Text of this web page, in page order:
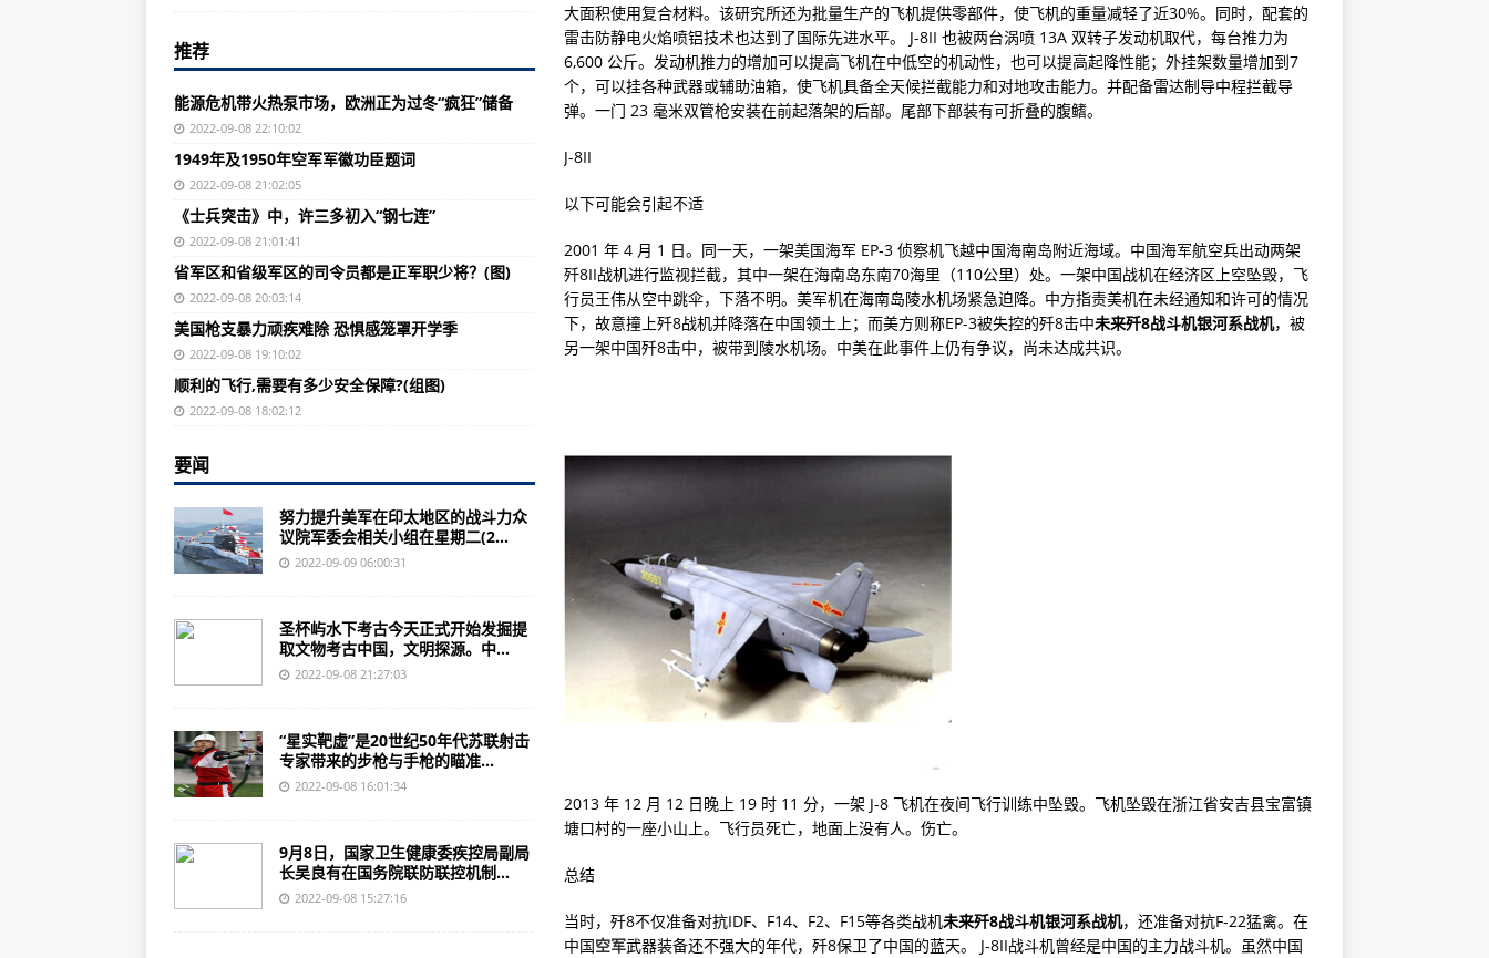
中共永嘉县委领导下王国桢等带领武装农民在莲花心暴动
除这17公里 其余受“9·5”泸定地震影响国省干线已全线畅通
【稳中求进@高质量发展】祖国正北方 “绿色”进行时
8日0—12时，四川泸州新增无症状感染者3例，轨迹公布
经次生灾害排查未出现较大险情 受地震影响地方正积极恢复正常社会秩序
9月7日贵阳新增1例确诊病例及13例无症状感染者 详情公布
福建圣杯屿水下考古首日 数百年前瓷器露真容
歼-8飞机首飞50周年邮折无人隐身舰载战斗机
《战舰世界》汉普郡战役任务即将开启限时任务开放领取
《皇室战争》各竞技场开局全貌皇家竞技场太有感了
美军F-35隐身战斗机交付速度依旧要超过中国歼20
中国预警机航母“山东号”入列：从空警-2000开始
AT-802U30亿美元是什么概念？美军特种作战司令部
坦克世界闪击战国服12月21日安卓公测科技树首度揭秘
歼8Ⅱ战斗机发展初期，航空电子系统是一大瓶颈这几天
俄媒:VT-4主战坦克将前往巴基斯坦性能演示
伊朗要采购苏-35S型战斗机歼-10和俄罗斯战机相比之下
空军特种部队地狱周曝光 中暑、脑震荡、肌肉撕裂和肺部感染在BUD/S很常见
印度为什么偏偏对摩托车表演情有独钟？答案是这样的！
越南不得不紧急向俄购买64辆T-55中型坦克
歼-10运用空射火箭弹对陆地目标进行攻击是否显得有些“古董”？
歼8Ⅱ战斗机发展初期，航空电子系统是一大瓶颈这几天
大面积使用复合材料。该研究所还为批量生产的飞机提供零部件，使飞机的重量减轻了近30%。同时，配套的
雷击防静电火焰喷铝技术也达到了国际先进水平。 J-8II 也被两台涡喷 13A 双转子发动机取代，每台推力为
6,600 公斤。发动机推力的增加可以提高飞机在中低空的机动性，也可以提高起降性能；外挂架数量增加到7
个，可以挂各种武器或辅助油箱，使飞机具备全天候拦截能力和对地攻击能力。并配备雷达制导中程拦截导
弹。一门 23 毫米双管枪安装在前起落架的后部。尾部下部装有可折叠的腹鳍。
J-8II
以下可能会引起不适
2001 年 4 月 1 日。同一天，一架美国海军 EP-3 侦察机飞越中国海南岛附近海域。中国海军航空兵出动两架
歼8II战机进行监视拦截，其中一架在海南岛东南70海里（110公里）处。一架中国战机在经济区上空坠毁，飞
行员王伟从空中跳伞，下落不明。美军机在海南岛陵水机场紧急迫降。中方指责美机在未经通知和许可的情况
下，故意撞上歼8战机并降落在中国领土上；而美方则称EP-3被失控的歼8击中未来歼8战斗机银河系战机，被
另一架中国歼8击中，被带到陵水机场。中美在此事件上仍有争议，尚未达成共识。
2013 年 12 月 12 日晚上 19​​ 时 11 分，一架 J-8 飞机在夜间飞行训练中坠毁。飞机坠毁在浙江省安吉县宝富镇
塘口村的一座小山上。飞行员死亡，地面上没有人。伤亡。
总结
当时，歼8不仅准备对抗IDF、F14、F2、F15等各类战机未来歼8战斗机银河系战机，还准备对抗F-22猛禽。在
中国空军武器装备还不强大的年代，歼8保卫了中国的蓝天。 J-8II战斗机曾经是中国的主力战斗机。虽然中国
推荐
能源危机带火热泵市场，欧洲正为过冬“疯狂”储备
2022-09-08 22:10:02
1949年及1950年空军军徽功臣题词
2022-09-08 21:02:05
《士兵突击》中，许三多初入“钢七连”
2022-09-08 21:01:41
省军区和省级军区的司令员都是正军职少将？(图)
2022-09-08 20:03:14
美国枪支暴力顽疾难除 恐惧感笼罩开学季
2022-09-08 19:10:02
顺利的飞行,需要有多少安全保障?(组图)
2022-09-08 18:02:12
要闻
努力提升美军在印太地区的战斗力众
议院军委会相关小组在星期二(2...
2022-09-09 06:00:31
圣杯屿水下考古今天正式开始发掘提
取文物考古中国，文明探源。中...
2022-09-08 21:27:03
“星实靶虚”是20世纪50年代苏联射击
专家带来的步枪与手枪的瞄准...
2022-09-08 16:01:34
9月8日，国家卫生健康委疾控局副局
长吴良有在国务院联防联控机制...
2022-09-08 15:27:16